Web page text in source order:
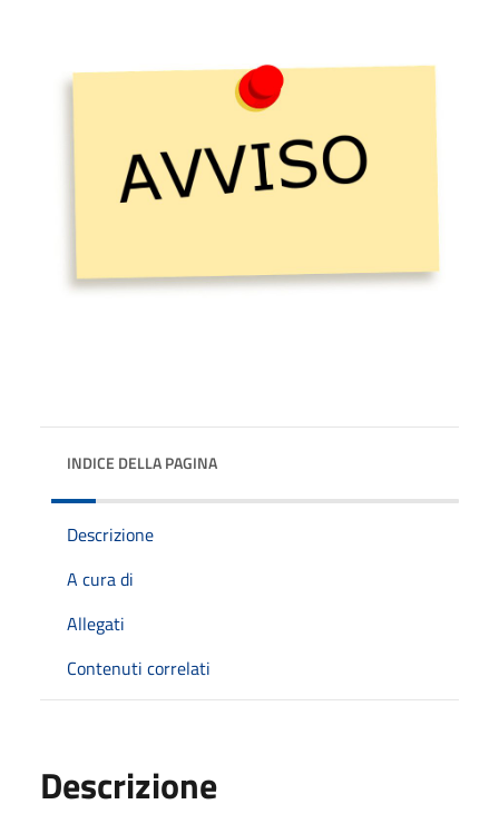
INDICE DELLA PAGINA
Descrizione
A cura di
Allegati
Contenuti correlati
Descrizione